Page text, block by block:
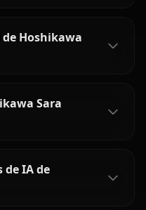
Hoshikawa
Sara
de IA de